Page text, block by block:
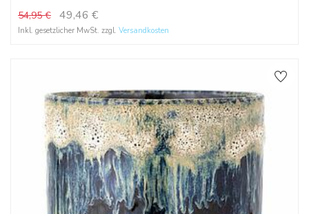
54,95€ 49,46 €
Inkl. gesetzlicher MwSt. zzgl. Versandkosten